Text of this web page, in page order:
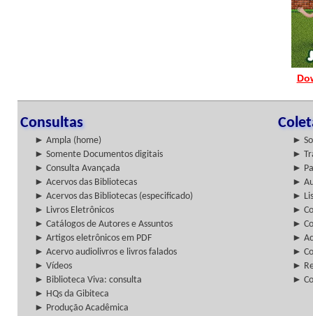
Consultas
► Ampla (home)
►
► Somente Documentos digitais
►
► Consulta Avançada
►
► Acervos das Bibliotecas
►
► Acervos das Bibliotecas (especificado)
►
► Livros Eletrônicos
►
► Catálogos de Autores e Assuntos
►
► Artigos eletrônicos em PDF
►
► Acervo audiolivros e livros falados
►
► Vídeos
►
► Biblioteca Viva: consulta
►
► HQs da Gibiteca
► Produção Acadêmica